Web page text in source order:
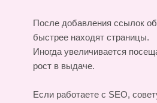
После добавления ссылок
быстрее находят страницы.
Иногда увеличивается
рост в выдаче.
Если работаете с SEO,